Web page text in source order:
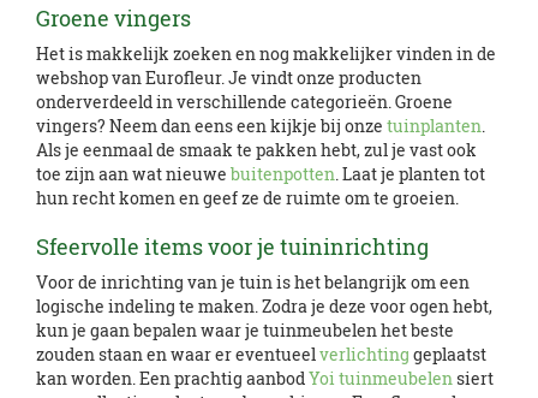
Groene vingers
Het is makkelijk zoeken en nog makkelijker vinden in de
webshop van Eurofleur. Je vindt onze producten
onderverdeeld in verschillende categorieën. Groene
vingers? Neem dan eens een kijkje bij onze tuinplanten.
Als je eenmaal de smaak te pakken hebt, zul je vast ook
toe zijn aan wat nieuwe buitenpotten. Laat je planten tot
hun recht komen en geef ze de ruimte om te groeien.
Sfeervolle items voor je tuininrichting
Voor de inrichting van je tuin is het belangrijk om een
logische indeling te maken. Zodra je deze voor ogen hebt,
kun je gaan bepalen waar je tuinmeubelen het beste
zouden staan en waar er eventueelverlichting geplaatst
kan worden. Een prachtig aanbodYoi tuinmeubelensiert